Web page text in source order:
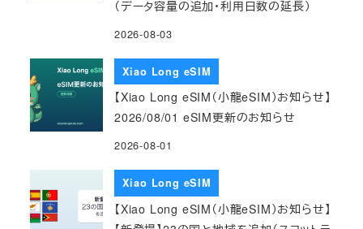
（データ容量の追加・利用日数の延長）
2026-08-03
Xiao Long eSIM
【Xiao Long eSIM（小龍eSIM）お知らせ】
2026/08/01 eSIM更新のお知らせ
2026-08-01
Xiao Long eSIM
【Xiao Long eSIM（小龍eSIM）お知らせ】